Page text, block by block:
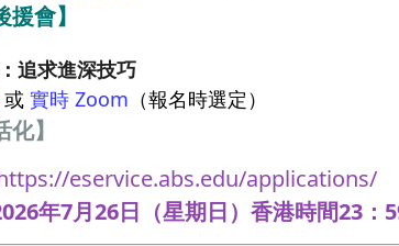
援會】
追求進深技巧
或實時 Zoom （報名時選定）
】
eservice.abs.edu/applications/
年7月26日（星期日）香港時間23：